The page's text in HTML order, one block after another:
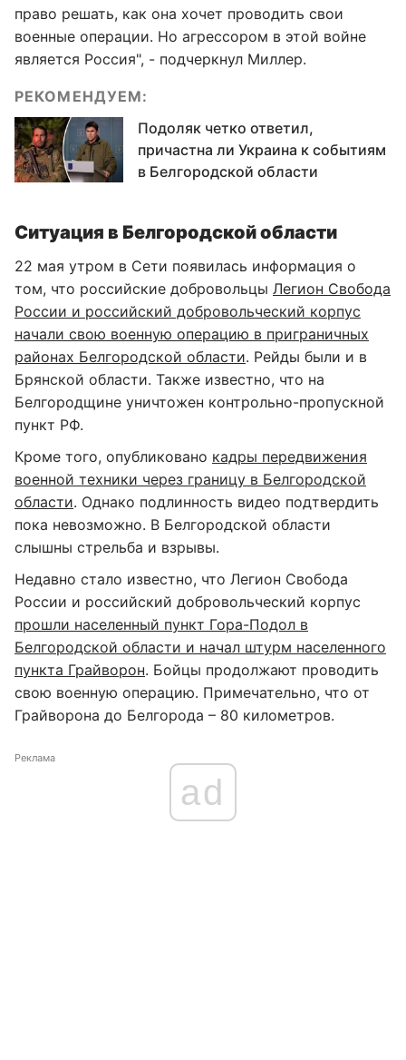
право решать, как она хочет проводить свои
военные операции. Но агрессором в этой войне
является Россия", - подчеркнул Миллер.
РЕКОМЕНДУЕМ:
Подоляк четко ответил,
причастна ли Украина к событиям
в Белгородской области
Ситуация в Белгородской области
22 мая утром в Сети появилась информация о
том, что российские добровольцы Легион Свобода
России и российский добровольческий корпус
начали свою военную операцию в приграничных
районах Белгородской области. Рейды были и в
Брянской области. Также известно, что на
Белгородщине уничтожен контрольно-пропускной
пункт РФ.
Кроме того, опубликовано кадры передвижения
военной техники через границу в Белгородской
области. Однако подлинность видео подтвердить
пока невозможно. В Белгородской области
слышны стрельба и взрывы.
Недавно стало известно, что Легион Свобода
России и российский добровольческий корпус
прошли населенный пункт Гора-Подол в
Белгородской области и начал штурм населенного
пункта Грайворон. Бойцы продолжают проводить
свою военную операцию. Примечательно, что от
Грайворона до Белгорода – 80 километров.
Реклама
ad